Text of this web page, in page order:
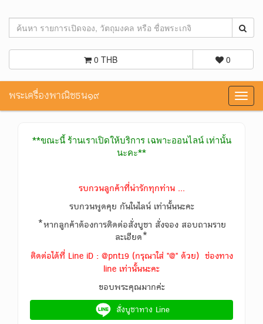
0 THB 0
พระเครื่องพาณิชธน๑๙
**ขณะนี้ ร้านเราเปิดให้บริการ เฉพาะออนไลน์ เท่านั้น
นะคะ**
รบกวนลูกค้าที่น่ารักทุกท่าน ...
รบกวนพูดคุย กันในไลน์ เท่านั้นนะคะ
*หากลูกค้าต้องการติดต่อสั่งบูชา สั่งจอง สอบถามราย
ละเอียด*
ติดต่อได้ที่ Line iD : @pnt19 (กรุณาใส่ "@" ด้วย) ช่องทาง
line เท่านั้นนะคะ
ขอบพระคุณมากค่ะ
สั่งบูชาทาง Line